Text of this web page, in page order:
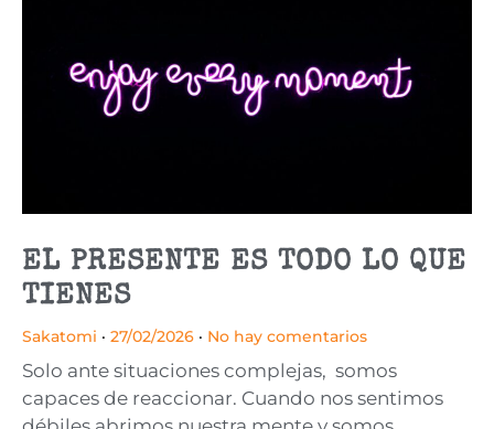
EL PRESENTE ES TODO LO QUE
TIENES
Sakatomi 27/02/2026 No hay comentarios
Solo ante situaciones complejas, somos
capaces de reaccionar. Cuando nos sentimos